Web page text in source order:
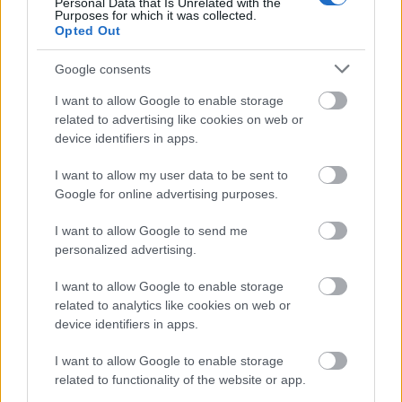
Purposes for which it was collected.
Opted Out
Google consents
I want to allow Google to enable storage
related to advertising like cookies on web or
device identifiers in apps.
I want to allow my user data to be sent to
Google for online advertising purposes.
I want to allow Google to send me
personalized advertising.
I want to allow Google to enable storage
related to analytics like cookies on web or
device identifiers in apps.
I want to allow Google to enable storage
related to functionality of the website or app.
kérdezned, hogy istenben érdemes-e hinni, hanem
tényleg azt kell előbb tisztáznod, hogy mit is érzel
fontosnak az életben, és mit nem.
3) Az ateisták nem hisznek istenben. Ebből nem
következik semmi az élet értelmére. Ezért nem tudok
neked olyan választ adni, hogy az ateistáknak
legtöbbjük nagyjából azt tekinti az élet értelmének,
hogy az életben jól éljenek, és a legtöbbjük
humanista, azaz jó próbál lenni az embertársaival,
abban az értelemben, ahogy a legtöbb ember ezt a
"Jóságot" érti, vallástól függetlenül. De simán
lehetnek olyan ateisták, akik egészen mást
gondolnak az élet értelméről. Az ateistára egy dolog
igaz biztosan: nem gondolja azt, hogy isten tanácsait
kéne követni az élet értelmét illetően. Nekem az az
álláspontom, hogy az "élet értelme" így egy szóban
eleve túlságosan leegyszerűsíti a kérdést, és így